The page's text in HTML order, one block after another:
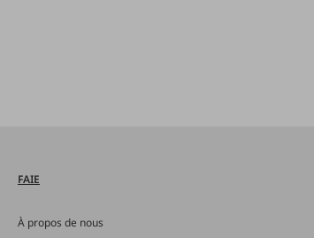
FAIE
À propos de nous